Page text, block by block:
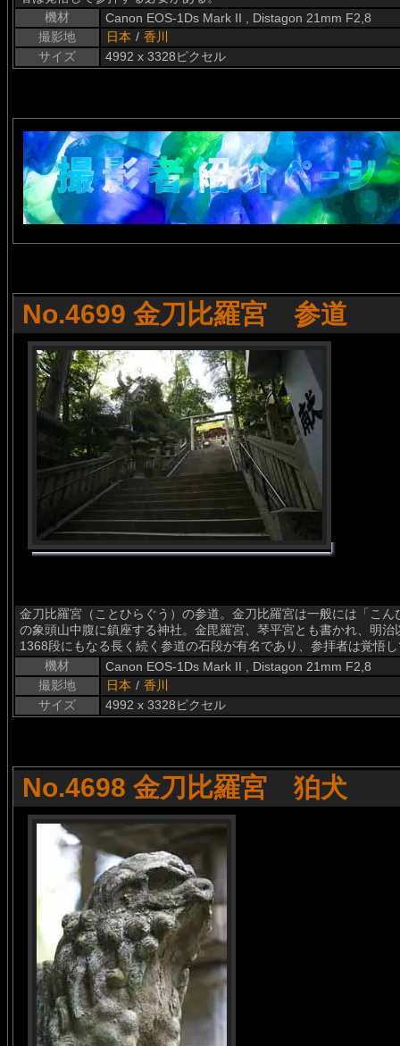
機材
Canon EOS-1Ds Mark II , Distagon 21mm F2,8
撮影地
日本 / 香川
サイズ
4992 x 3328ピクセル
No.4699 金刀比羅宮 参道
金刀比羅宮（ことひらぐう）の参道。金刀比羅宮は一般には「こ
の象頭山中腹に鎮座する神社。金毘羅宮、琴平宮とも書かれ、明
1368段にもなる長く続く参道の石段が有名であり、参拝者は覚悟
機材
Canon EOS-1Ds Mark II , Distagon 21mm F2,8
撮影地
日本 / 香川
サイズ
4992 x 3328ピクセル
No.4698 金刀比羅宮 狛犬